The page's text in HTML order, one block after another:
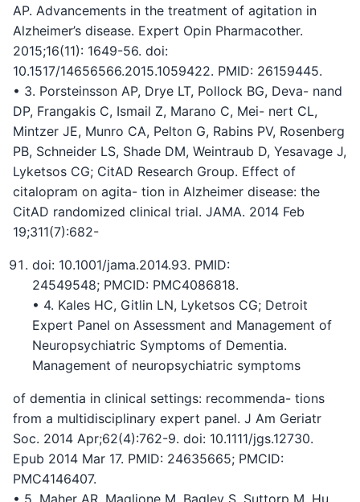
AP. Advancements in the treatment of agitation in
Alzheimer’s disease. Expert Opin Pharmacother.
2015;16(11): 1649-56. doi:
10.1517/14656566.2015.1059422. PMID: 26159445.
• 3. Porsteinsson AP, Drye LT, Pollock BG, Deva- nand
DP, Frangakis C, Ismail Z, Marano C, Mei- nert CL,
Mintzer JE, Munro CA, Pelton G, Rabins PV, Rosenberg
PB, Schneider LS, Shade DM, Weintraub D, Yesavage J,
Lyketsos CG; CitAD Research Group. Effect of
citalopram on agita- tion in Alzheimer disease: the
CitAD randomized clinical trial. JAMA. 2014 Feb
19;311(7):682-
doi: 10.1001/jama.2014.93. PMID:
24549548; PMCID: PMC4086818.
• 4. Kales HC, Gitlin LN, Lyketsos CG; Detroit
Expert Panel on Assessment and Management of
Neuropsychiatric Symptoms of Dementia.
Management of neuropsychiatric symptoms
of dementia in clinical settings: recommenda- tions
from a multidisciplinary expert panel. J Am Geriatr
Soc. 2014 Apr;62(4):762-9. doi: 10.1111/jgs.12730.
Epub 2014 Mar 17. PMID: 24635665; PMCID:
PMC4146407.
• 5. Maher AR, Maglione M, Bagley S, Suttorp M, Hu